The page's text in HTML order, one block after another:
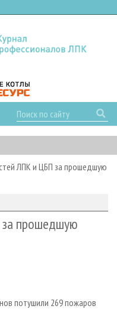
ЛПК и ЦБП за прошедшую
прошедшую
потушили 269 пожаров